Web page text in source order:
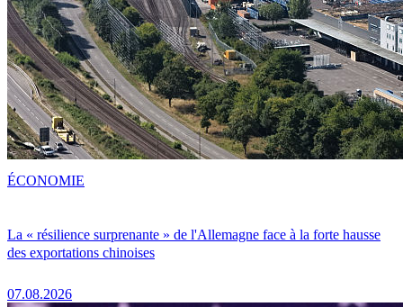
La « résilience surprenante » de l'Allemagne face à la forte hausse
des exportations chinoises
07.08.2026
ÉCONOMIE